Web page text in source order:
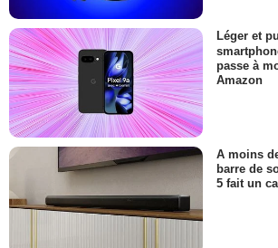
Léger et
passe à
Amazon
A moins
barre de
5 fait un